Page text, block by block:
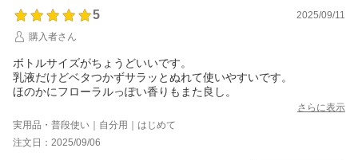
5
2025/09/11
購入者さん
ボトルサイズがちょうどいいです。
乳液だけどベタつかずサラッとぬれて使いやすいです。
ほのかにフローラルっぽい香りもまた良し。
さらに表示
実用品・普段使い｜自分用｜はじめて
注文日：2025/09/06